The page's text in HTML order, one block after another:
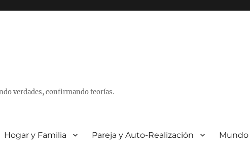
verdades, confirmando teorías.
Hogar y Familia Pareja y Auto-Realización Mundo